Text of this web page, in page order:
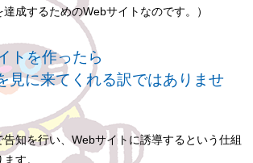
成するためのWebサイトなのです。）
トを作ったら
見に来てくれる訳ではありませ
知を行い、Webサイトに誘導するという仕組
す。